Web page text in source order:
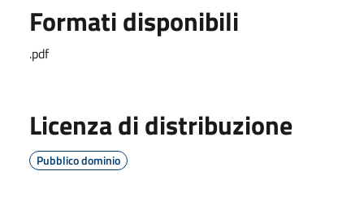
Formati disponibili
.pdf
Licenza di distribuzione
Pubblico dominio